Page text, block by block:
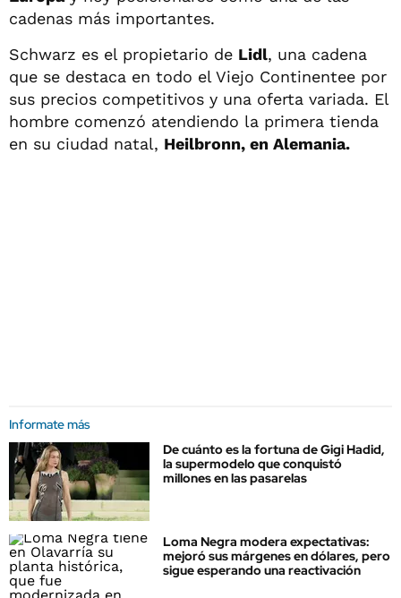
cadenas más importantes.
Schwarz es el propietario de Lidl, una cadena
que se destaca en todo el Viejo Continentee por
sus precios competitivos y una oferta variada. El
hombre comenzó atendiendo la primera tienda
en su ciudad natal, Heilbronn, en Alemania.
Informate más
De cuánto es la fortuna de Gigi Hadid,
la supermodelo que conquistó
millones en las pasarelas
Loma Negra modera expectativas:
mejoró sus márgenes en dólares, pero
sigue esperando una reactivación